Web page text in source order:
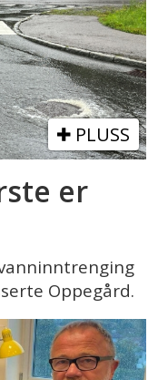
PLUSS
er
Oppegård.